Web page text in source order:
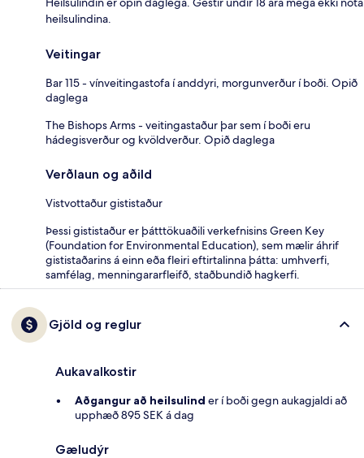
heilsulindina.
Veitingar
Bar 115 - vínveitingastofa í anddyri, morgunverður í boði. Opið
daglega
The Bishops Arms - veitingastaður þar sem í boði eru
hádegisverður og kvöldverður. Opið daglega
Verðlaun og aðild
Vistvottaður gististaður
Þessi gististaður er þátttökuaðili verkefnisins Green Key
(Foundation for Environmental Education), sem mælir áhrif
gististaðarins á einn eða fleiri eftirtalinna þátta: umhverfi,
samfélag, menningararfleifð, staðbundið hagkerfi.
Gjöld og reglur
Aukavalkostir
Aðgangur að heilsulind er í boði gegn aukagjaldi að
upphæð 895 SEK á dag
Gæludýr